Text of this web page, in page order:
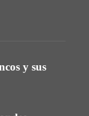
y sus